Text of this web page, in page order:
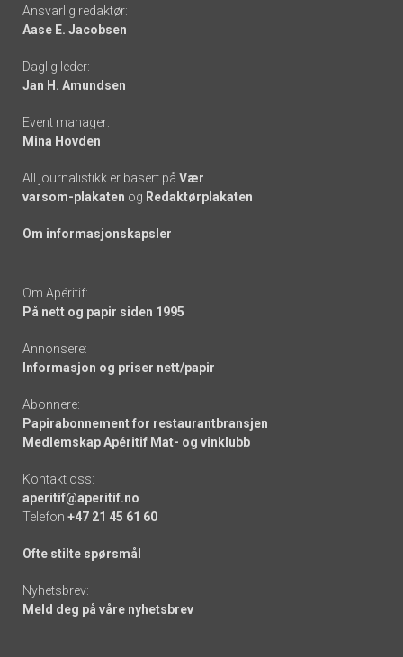
-
links
Ansvarlig redaktør:
Aase E. Jacobsen
Daglig leder:
Jan H. Amundsen
Event manager:
Mina Hovden
All journalistikk er basert på Vær
varsom-plakaten og Redaktørplakaten
Om informasjonskapsler
Om Apéritif:
På nett og papir siden 1995
Annonsere:
Informasjon og priser nett/papir
Abonnere:
Papirabonnement for restaurantbransjen
Medlemskap Apéritif Mat- og vinklubb
Kontakt oss:
aperitif@aperitif.no
Telefon +47 21 45 61 60
Ofte stilte spørsmål
Nyhetsbrev:
Meld deg på våre nyhetsbrev